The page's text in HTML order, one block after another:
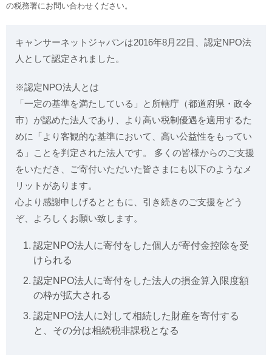
の税務署にお問い合わせください。
キャンサーネットジャパンは2016年8月22日、認定NPO法
人として認定されました。
※認定NPO法人とは
「一定の基準を満たしている」と所轄庁（都道府県・政令
市）が認めた法人であり、より高い税制優遇を適用するた
めに「より客観的な基準において、高い公益性をもってい
る」ことを判定された法人です。 多くの皆様からのご支援
をいただき、ご寄付いただいた皆さまにも以下のようなメ
リットがあります。
心より感謝申しげるとともに、引き続きのご支援をどう
ぞ、よろしくお願い致します。
認定NPO法人に寄付をした個人が寄付金控除を受
けられる
認定NPO法人に寄付をした法人の損金算入限度額
の枠が拡大される
認定NPO法人に対して相続した財産を寄付する
と、その分は相続税非課税となる